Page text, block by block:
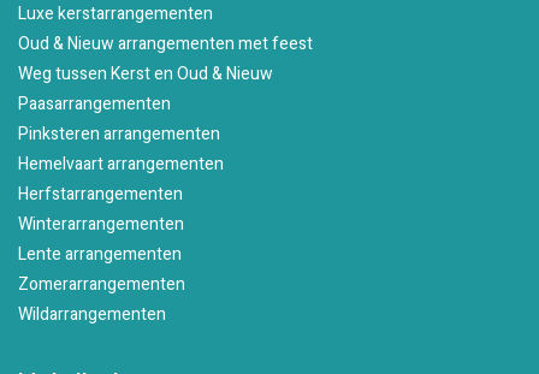
Luxe kerstarrangementen
Oud & Nieuw arrangementen met feest
Weg tussen Kerst en Oud & Nieuw
Paasarrangementen
Pinksteren arrangementen
Hemelvaart arrangementen
Herfstarrangementen
Winterarrangementen
Lente arrangementen
Zomerarrangementen
Wildarrangementen